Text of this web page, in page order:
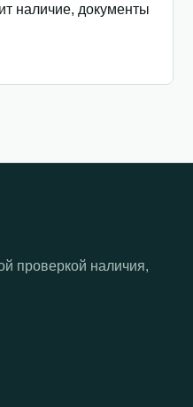
наличие, документы
проверкой наличия,